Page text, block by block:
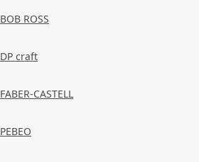
BOB ROSS
DP craft
FABER-CASTELL
PEBEO